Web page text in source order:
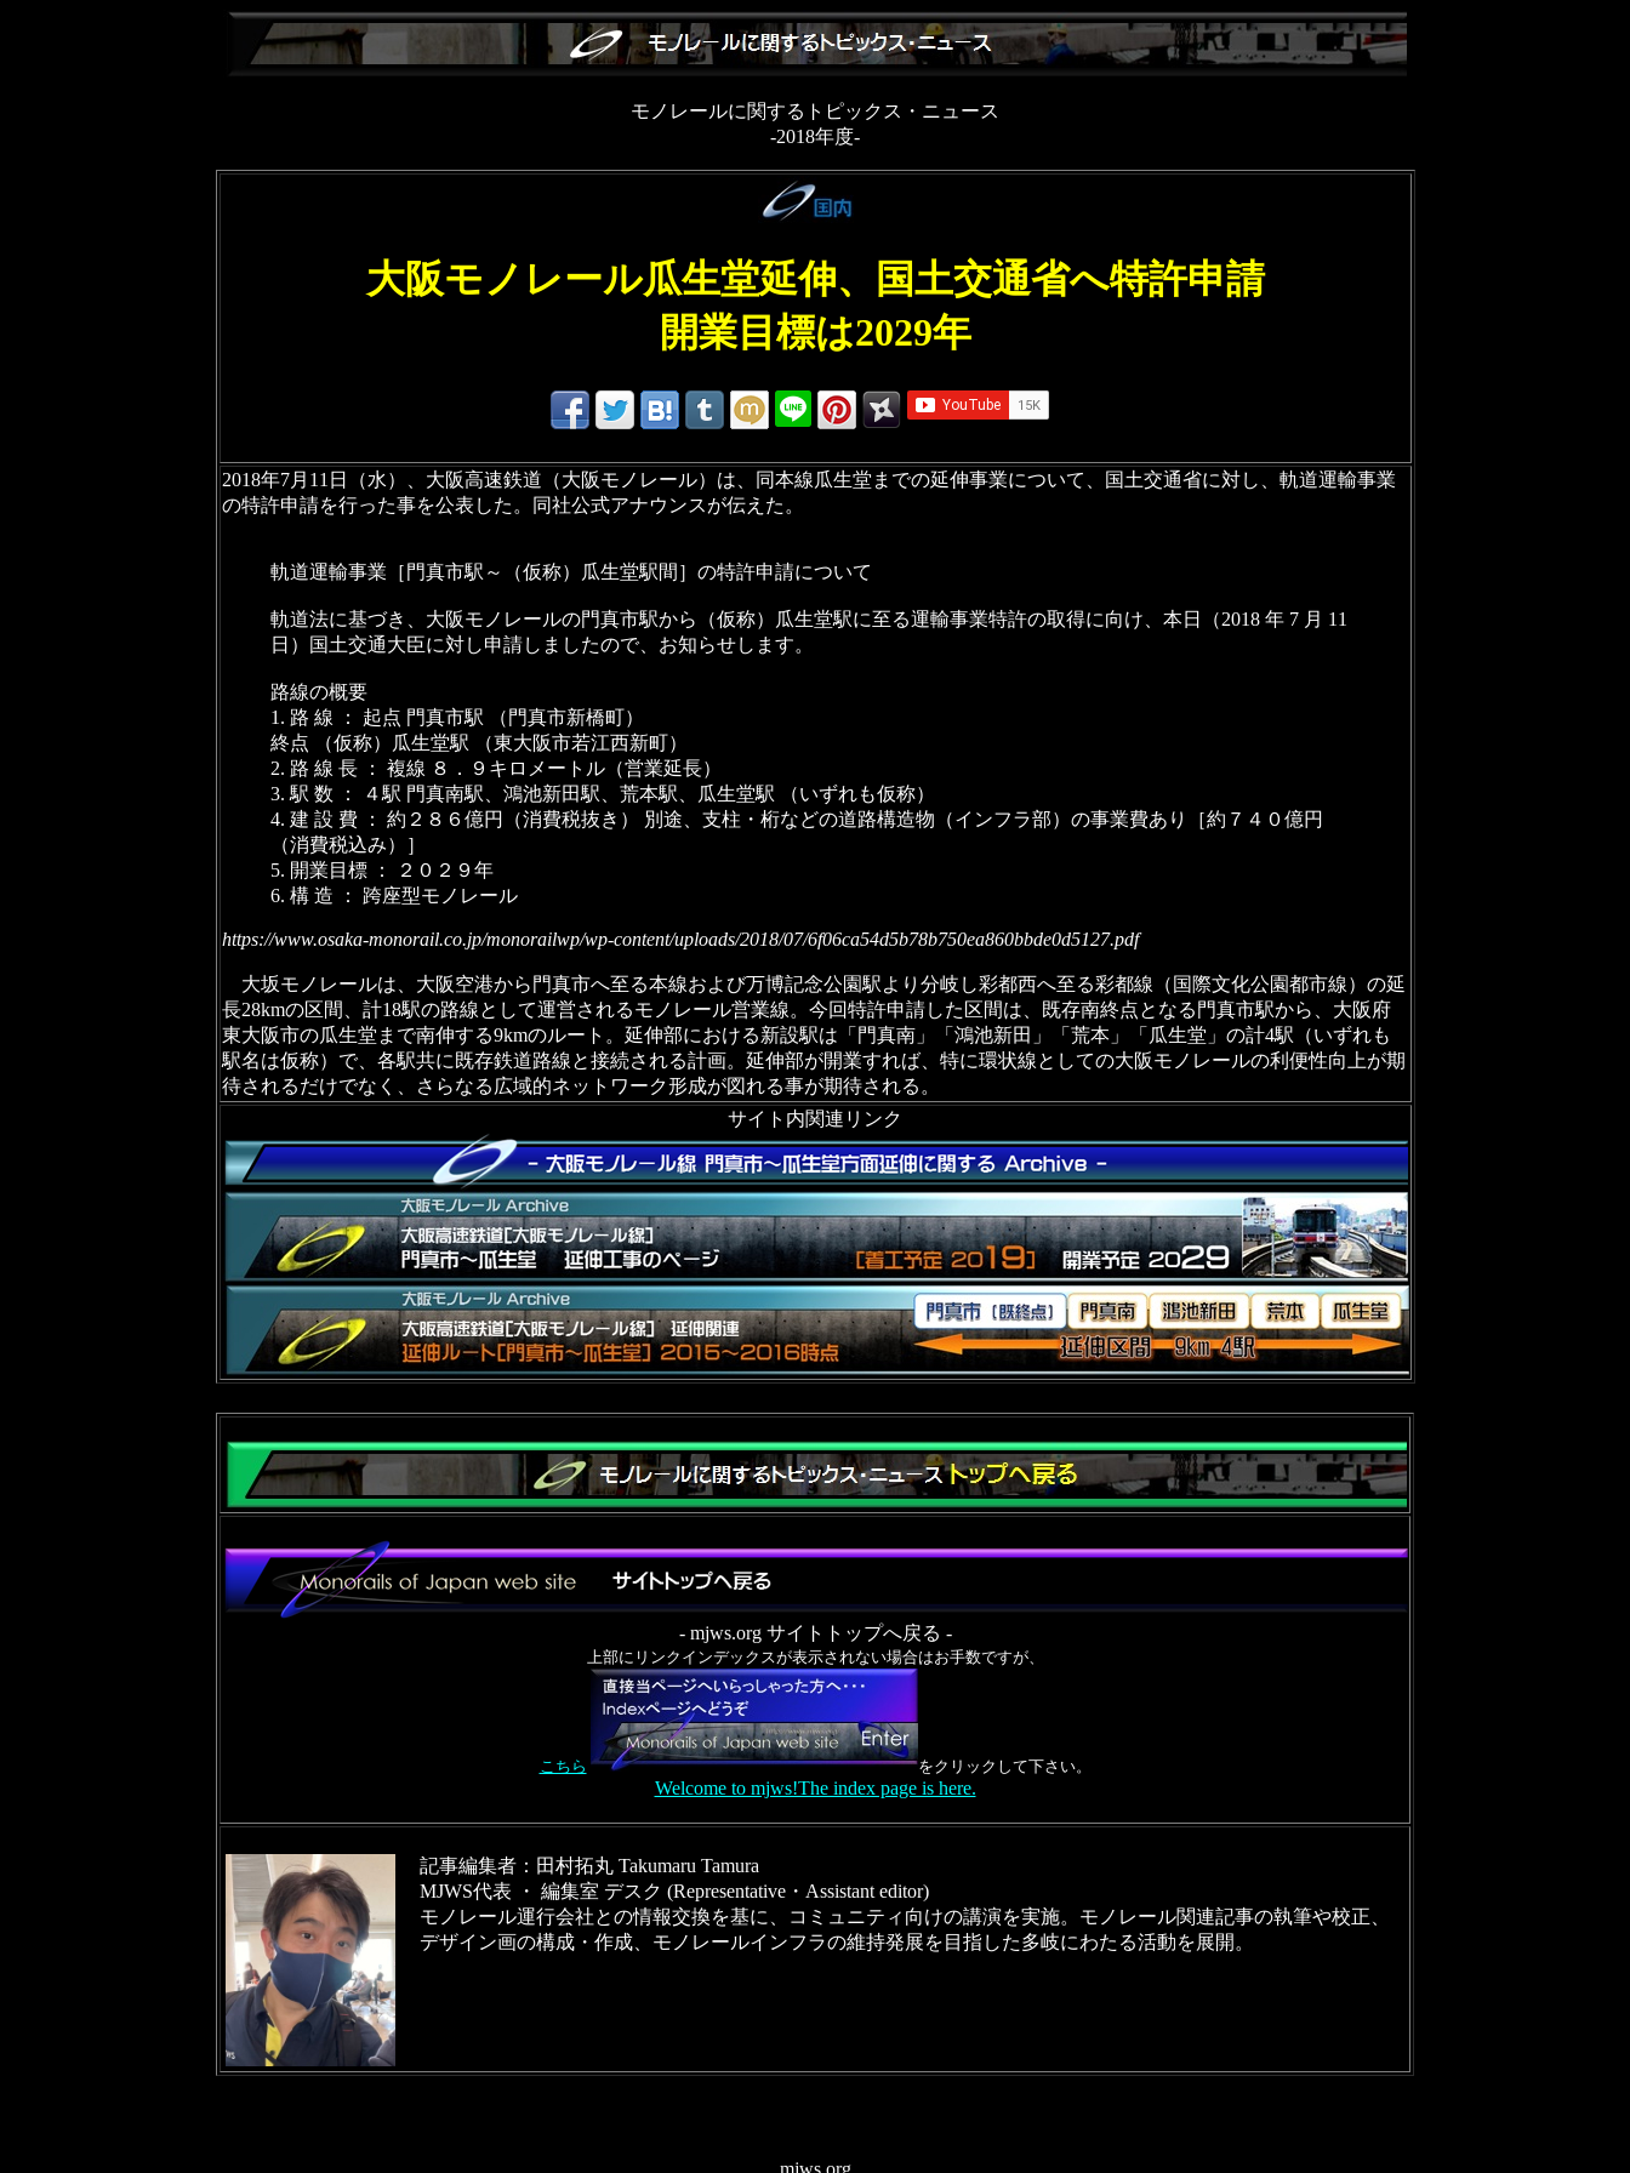
モノレールに関するトピックス・ニュース
-2018年度-
大阪モノレール瓜生堂延伸、国土交通省へ特許申請
開業目標は2029年
2018年7月11日（水）、大阪高速鉄道（大阪モノレール）は、同本線瓜生堂までの延伸事業について、国土交通省に対し、軌道運輸事業
の特許申請を行った事を公表した。同社公式アナウンスが伝えた。
軌道運輸事業［門真市駅～（仮称）瓜生堂駅間］の特許申請について
軌道法に基づき、大阪モノレールの門真市駅から（仮称）瓜生堂駅に至る運輸事業特許の取得に向け、本日（2018 年 7 月 11
日）国土交通大臣に対し申請しましたので、お知らせします。
路線の概要
1. 路 線 ： 起点 門真市駅 （門真市新橋町）
終点 （仮称）瓜生堂駅 （東大阪市若江西新町）
2. 路 線 長 ： 複線 ８．９キロメートル（営業延長）
3. 駅 数 ： ４駅 門真南駅、鴻池新田駅、荒本駅、瓜生堂駅 （いずれも仮称）
4. 建 設 費 ： 約２８６億円（消費税抜き） 別途、支柱・桁などの道路構造物（インフラ部）の事業費あり［約７４０億円
（消費税込み）］
5. 開業目標 ： ２０２９年
6. 構 造 ： 跨座型モノレール
https://www.osaka-monorail.co.jp/monorailwp/wp-content/uploads/2018/07/6f06ca54d5b78b750ea860bbde0d5127.pdf
大坂モノレールは、大阪空港から門真市へ至る本線および万博記念公園駅より分岐し彩都西へ至る彩都線（国際文化公園都市線）の延
長28kmの区間、計18駅の路線として運営されるモノレール営業線。今回特許申請した区間は、既存南終点となる門真市駅から、大阪府
東大阪市の瓜生堂まで南伸する9kmのルート。延伸部における新設駅は「門真南」「鴻池新田」「荒本」「瓜生堂」の計4駅（いずれも
駅名は仮称）で、各駅共に既存鉄道路線と接続される計画。延伸部が開業すれば、特に環状線としての大阪モノレールの利便性向上が期
待されるだけでなく、さらなる広域的ネットワーク形成が図れる事が期待される。
サイト内関連リンク
- mjws.org サイトトップへ戻る -
上部にリンクインデックスが表示されない場合はお手数ですが、
こちら をクリックして下さい。
Welcome to mjws!The index page is here.
記事編集者：田村拓丸 Takumaru Tamura
MJWS代表 ・ 編集室 デスク (Representative・Assistant editor)
モノレール運行会社との情報交換を基に、コミュニティ向けの講演を実施。モノレール関連記事の執筆や校正、
デザイン画の構成・作成、モノレールインフラの維持発展を目指した多岐にわたる活動を展開。
mjws.org